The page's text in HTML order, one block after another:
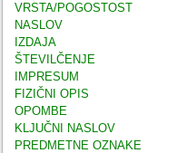
VRSTA/POGOSTOST
NASLOV
IZDAJA
ŠTEVILČENJE
IMPRESUM
FIZIČNI OPIS
OPOMBE
KLJUČNI NASLOV
PREDMETNE OZNAKE